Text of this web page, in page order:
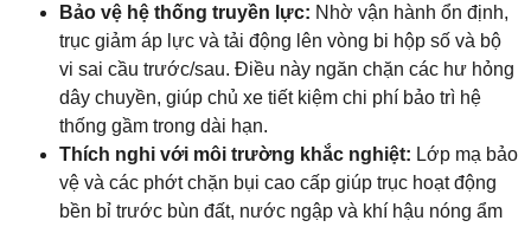
Bảo vệ hệ thống truyền lực: Nhờ vận hành ổn định,
trục giảm áp lực và tải động lên vòng bi hộp số và bộ
vi sai cầu trước/sau. Điều này ngăn chặn các hư hỏng
dây chuyền, giúp chủ xe tiết kiệm chi phí bảo trì hệ
thống gầm trong dài hạn.
Thích nghi với môi trường khắc nghiệt: Lớp mạ bảo
vệ và các phớt chặn bụi cao cấp giúp trục hoạt động
bền bỉ trước bùn đất, nước ngập và khí hậu nóng ẩm